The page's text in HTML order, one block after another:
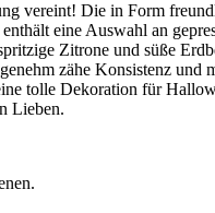
vereint! Die in Form
eine Auswahl an
Zitrone und süße
zähe Konsistenz und
tolle Dekoration für
Lieben.